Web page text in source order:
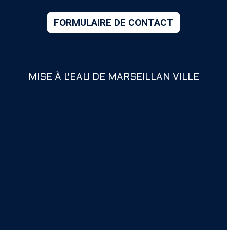
MISE À L'EAU DE MARSEILLAN VILLE